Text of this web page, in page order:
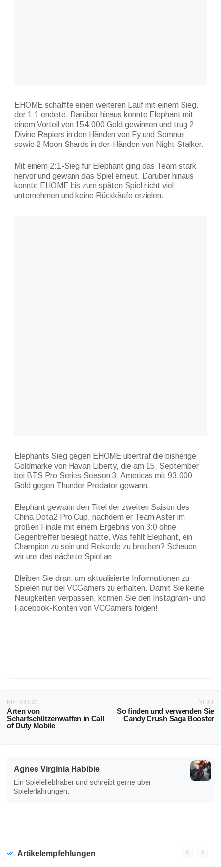
EHOME schaffte einen weiteren Lauf mit einem Sieg,
der 1:1 endete. Darüber hinaus konnte Elephant mit
einem Vorteil von 154.000 Gold gewinnen und trug 2
Divine Rapiers in den Händen von Fy und Somnus
sowie 2 Moon Shards in den Händen von Night Stalker.
Mit einem 2:1-Sieg für Elephant ging das Team stark
hervor und gewann das Spiel erneut. Darüber hinaus
konnte EHOME bis zum späten Spiel nicht viel
unternehmen und keine Rückkäufe erzielen.
Elephants Sieg gegen EHOME übertraf die bisherige
Goldmarke von Havan Liberty, die am 15. September
bei BTS Pro Series Season 3: Americas mit 93.000
Gold gegen Thunder Predator gewann.
Elephant gewann den Titel der zweiten Saison des
China Dota2 Pro Cup, nachdem er Team Aster im
großen Finale mit einem Ergebnis von 3:0 ohne
Gegentreffer besiegt hatte. Was fehlt Elephant, ein
Champion zu sein und Rekorde zu brechen? Schauen
wir uns das nächste Spiel an
Bleiben Sie dran, um aktualisierte Informationen zu
Spielen nur bei VCGamers zu erhalten. Damit Sie keine
Neuigkeiten verpassen, können Sie den Instagram- und
Facebook-Konten von VCGamers folgen!
PREVIOUS
Arten von
Scharfschützenwaffen in Call
of Duty Mobile
NEXT
So finden und verwenden Sie
Candy Crush Saga Booster
Agnes Virginia Habibie
Ein Spieleliebhaber und schreibt gerne über
Spielerfahrungen.
Artikelempfehlungen